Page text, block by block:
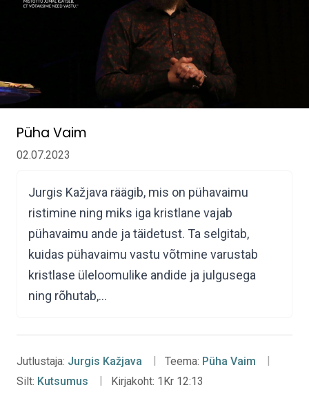
Püha Vaim
02.07.2023
Jurgis Kažjava räägib, mis on pühavaimu
ristimine ning miks iga kristlane vajab
pühavaimu ande ja täidetust. Ta selgitab,
kuidas pühavaimu vastu võtmine varustab
kristlase üleloomulike andide ja julgusega
ning rõhutab,…
Jutlustaja: Jurgis Kažjava Teema: Püha Vaim
Silt: Kutsumus Kirjakoht: 1Kr 12:13